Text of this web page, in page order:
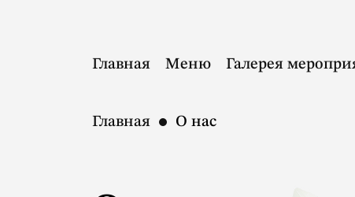
Главная Меню Галерея
Главная О нас